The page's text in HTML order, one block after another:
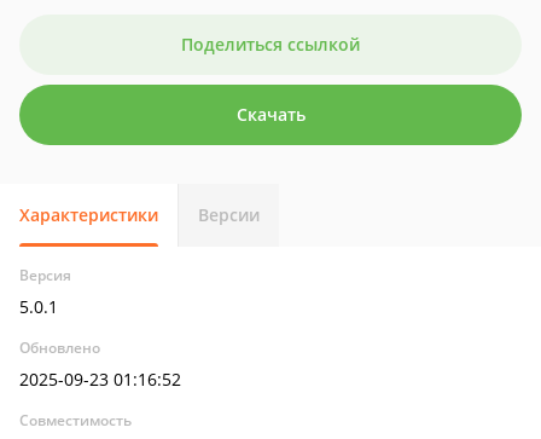
Поделиться ссылкой
Скачать
Характеристики Версии
Версия
5.0.1
Обновлено
2025-09-23 01:16:52
Совместимость